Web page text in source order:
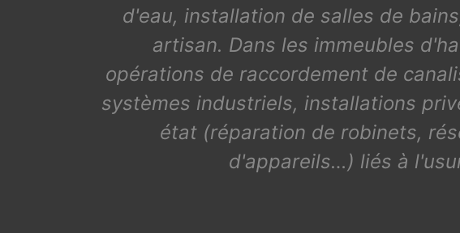
d'eau, installation de salles de
artisan. Dans les immeubles
opérations de raccordement de
systèmes industriels, installations
état (réparation de robinets,
d'appareils…) liés à